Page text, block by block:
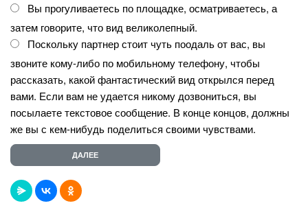
Вы прогуливаетесь по площадке, осматриваетесь, а
затем говорите, что вид великолепный.
Поскольку партнер стоит чуть поодаль от вас, вы
звоните кому-либо по мобильному телефону, чтобы
рассказать, какой фантастический вид открылся перед
вами. Если вам не удается никому дозвониться, вы
посылаете текстовое сообщение. В конце концов, должны
же вы с кем-нибудь поделиться своими чувствами.